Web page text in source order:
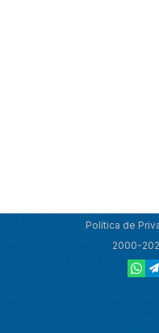
Política de
2000-